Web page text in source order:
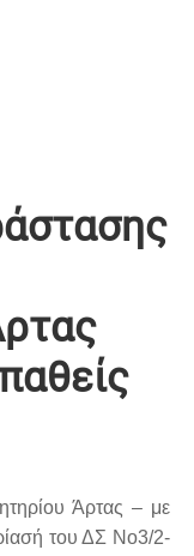
Άρτας – με
του ΔΣ Νο3/2-